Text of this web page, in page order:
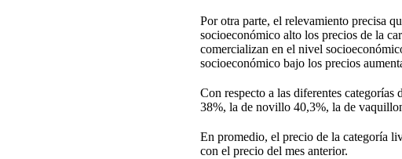
Por otra parte, el relevamiento precisa
socioeconómico alto los precios de la
comercializan en el nivel
socioeconómico bajo los precios
Con respecto a las diferentes
38%, la de novillo 40,3%, la de
En promedio, el precio de la categoría
con el precio del mes anterior.